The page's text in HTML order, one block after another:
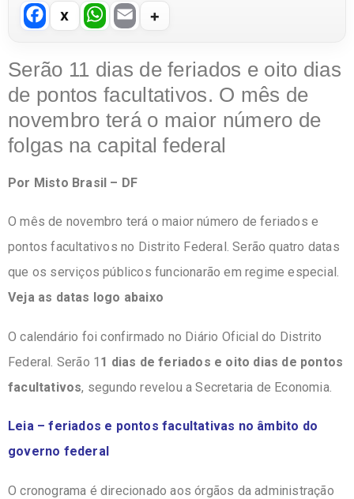
F
a
c
e
b
o
k
W
h
at
s
A
p
E
ail
Serão 11 dias de feriados e oito dias
de pontos facultativos. O mês de
novembro terá o maior número de
folgas na capital federal
Por Misto Brasil – DF
O mês de novembro terá o maior número de feriados e
pontos facultativos no Distrito Federal. Serão quatro datas
que os serviços públicos funcionarão em regime especial.
Veja as datas logo abaixo
O calendário foi confirmado no Diário Oficial do Distrito
Federal. Serão 1 1 dias de feriados e oito dias de pontos
facultativos, segundo revelou a Secretaria de Economia.
Leia – feriados e pontos facultativas no âmbito do
governo federal
O cronograma é direcionado aos órgãos da administração